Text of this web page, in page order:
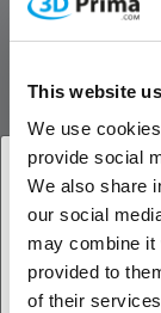
This website
We use
provide social
We also share
our social
may combine it
provided to
of their
Spielraum, um
entwickelt wurde,
Durchflussrate des
dass Sie eine
gleichen
des
Glatt und hart
1. Sind Sie